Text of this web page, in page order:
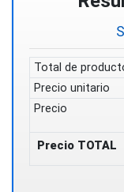
Total de
Precio unitario
Precio
Precio TOTAL